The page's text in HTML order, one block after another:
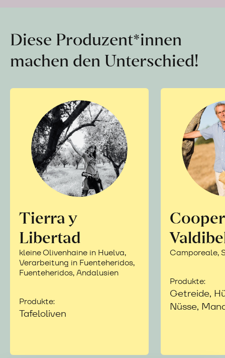
Diese Produzent*innen
machen den Unterschied!
Tierra y
Libertad
kleine Olivenhaine in Huelva,
Verarbeitung in Fuenteheridos,
Fuenteheridos, Andalusien
Produkte:
Tafeloliven
Camporeale,
Produkte:
Getreide,
Nüsse,